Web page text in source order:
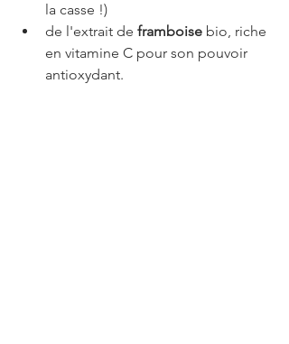
la casse !)
de l'extrait de framboise bio, riche
en vitamine C pour son pouvoir
antioxydant.